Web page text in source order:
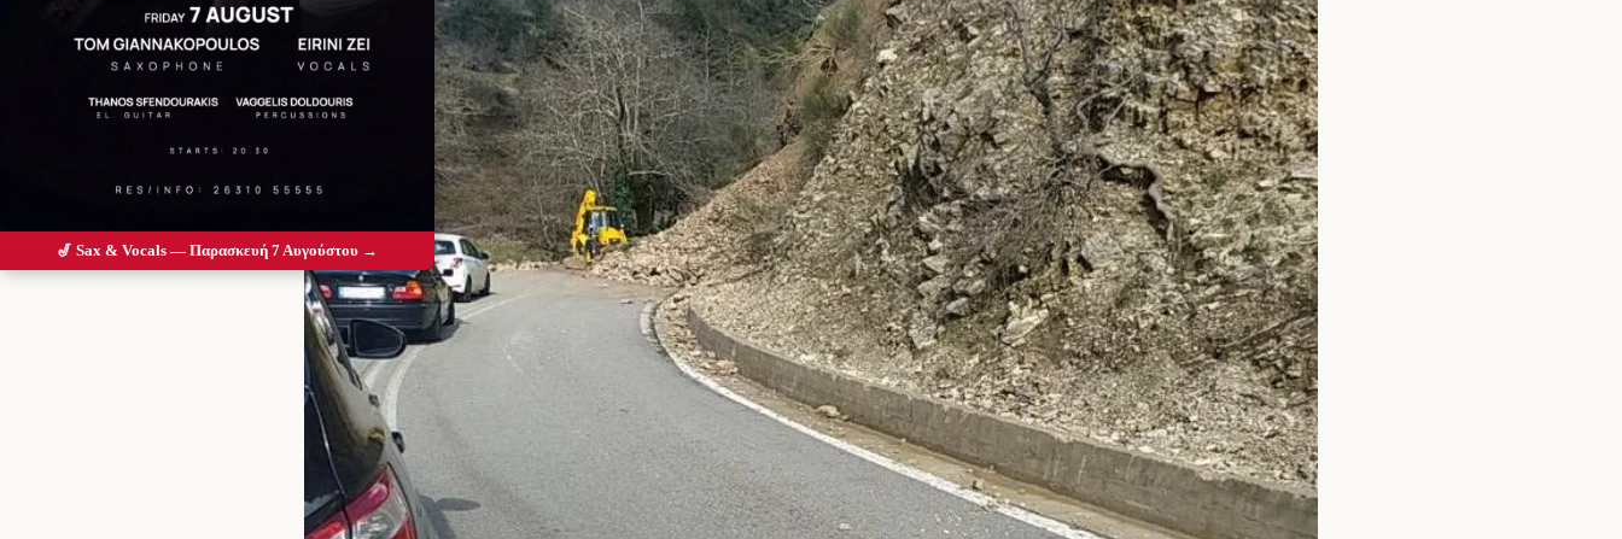
🎷 Sax & Vocals — Παρασκευή 7 Αυγούστου →